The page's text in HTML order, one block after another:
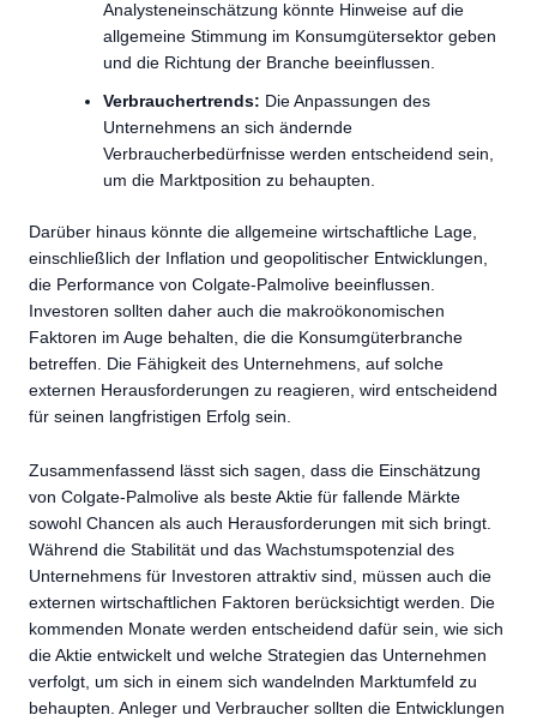
Analysteneinschätzung könnte Hinweise auf die
allgemeine Stimmung im Konsumgütersektor geben
und die Richtung der Branche beeinflussen.
Verbrauchertrends: Die Anpassungen des
Unternehmens an sich ändernde
Verbraucherbedürfnisse werden entscheidend sein,
um die Marktposition zu behaupten.
Darüber hinaus könnte die allgemeine wirtschaftliche Lage,
einschließlich der Inflation und geopolitischer Entwicklungen,
die Performance von Colgate-Palmolive beeinflussen.
Investoren sollten daher auch die makroökonomischen
Faktoren im Auge behalten, die die Konsumgüterbranche
betreffen. Die Fähigkeit des Unternehmens, auf solche
externen Herausforderungen zu reagieren, wird entscheidend
für seinen langfristigen Erfolg sein.
Zusammenfassend lässt sich sagen, dass die Einschätzung
von Colgate-Palmolive als beste Aktie für fallende Märkte
sowohl Chancen als auch Herausforderungen mit sich bringt.
Während die Stabilität und das Wachstumspotenzial des
Unternehmens für Investoren attraktiv sind, müssen auch die
externen wirtschaftlichen Faktoren berücksichtigt werden. Die
kommenden Monate werden entscheidend dafür sein, wie sich
die Aktie entwickelt und welche Strategien das Unternehmen
verfolgt, um sich in einem sich wandelnden Marktumfeld zu
behaupten. Anleger und Verbraucher sollten die Entwicklungen